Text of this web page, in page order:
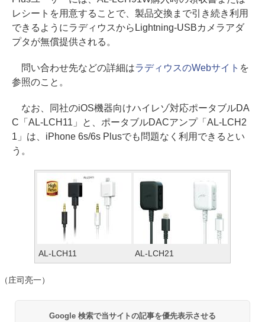
レシートを用意することで、製品交換まで引き続き利用
できるようにラディウスからLightning-USBカメラアダ
プタが無償提供される。
問い合わせ先などの詳細はラディウスのWebサイト を
参照のこと。
なお、同社のiOS機器向けハイレゾ対応ポータブルDA
C「AL-LCH11」と、ポータブルDACアンプ「AL-LCH2
1」は、iPhone 6s/6s Plusでも問題なく利用できるとい
う。
AL-LCH11 AL-LCH21
（庄司亮一）
Google 検索で当サイトの記事を優先表示させる